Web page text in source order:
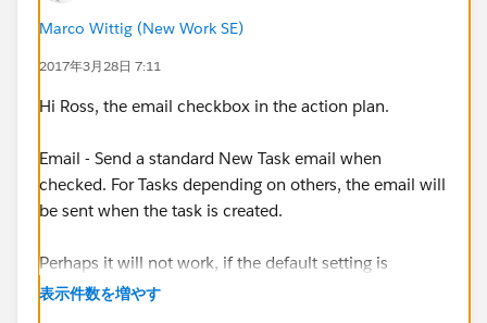
Marco Wittig (New Work SE)
2017年3月28日 7:11
Hi Ross, the email checkbox in the action plan.
Email - Send a standard New Task email when
checked. For Tasks depending on others, the email will
be sent when the task is created.
Perhaps it will not work, if the default setting is
disabled for the email.
表示件数を増やす